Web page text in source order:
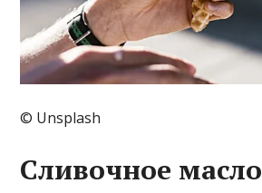
© Unsplash
Сливочное масло